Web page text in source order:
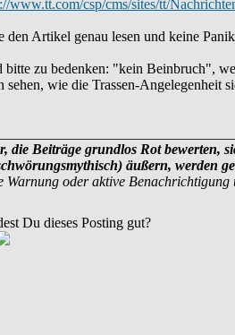
www.tt.com/csp/cms/sites/tt/
den Artikel genau lesen und keine
bitte zu bedenken: "kein Beinbruch",
sehen, wie die Trassen-Angelegenheit
die Beiträge grundlos Rot bewerten,
äußern, werden
Warnung oder aktive
Du dieses Posting gut?